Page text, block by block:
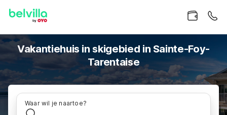
Vakantiehuis in skigebied in Sainte-Foy-
Tarentaise
Waar wil je naartoe?